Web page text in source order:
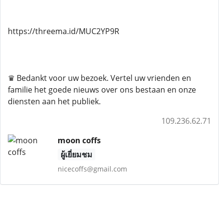
https://threema.id/MUC2YP9R
♛ Bedankt voor uw bezoek. Vertel uw vrienden en
familie het goede nieuws over ons bestaan ​​en onze
diensten aan het publiek.
109.236.62.71
moon coffs
ผู้เยี่ยมชม
nicecoffs@gmail.com